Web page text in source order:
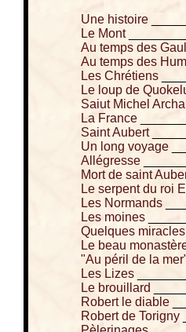
Une histoire
Le Mont
Au temps des
Au temps des
Les Chrétiens
Le loup de
Saiut Michel
La France
Saint Aubert
Un long voyage
Allégresse
Mort de saint
Le serpent du roi
Les Normands
Les moines
Quelques miracles
Le beau
"Au péril de la
Les Lizes
Le brouillard
Robert le diable
Robert de Torigny